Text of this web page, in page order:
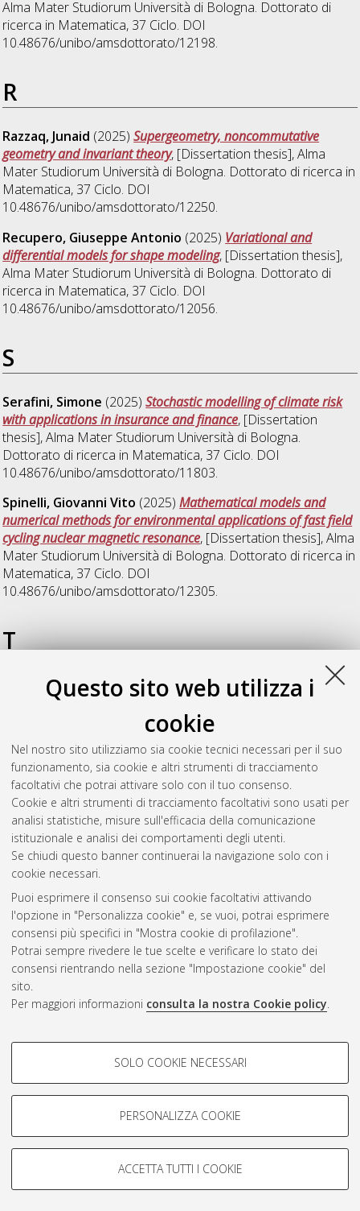
Questo sito web utilizza i
cookie
Nel nostro sito utilizziamo sia cookie tecnici necessari per il suo
funzionamento, sia cookie e altri strumenti di tracciamento
facoltativi che potrai attivare solo con il tuo consenso.
Cookie e altri strumenti di tracciamento facoltativi sono usati per
analisi statistiche, misure sull'efficacia della comunicazione
istituzionale e analisi dei comportamenti degli utenti.
Se chiudi questo banner continuerai la navigazione solo con i
cookie necessari.
Puoi esprimere il consenso sui cookie facoltativi attivando
l'opzione in "Personalizza cookie" e, se vuoi, potrai esprimere
consensi più specifici in "Mostra cookie di profilazione".
Potrai sempre rivedere le tue scelte e verificare lo stato dei
consensi rientrando nella sezione "Impostazione cookie" del
sito.
Per maggiori informazioni consulta la nostra Cookie policy.
COOKIE DI PROFILAZIONE -
Si tratta di cookie utilizzati per analizzare le caratteristiche della
navigazione degli utenti, creare profili in base al loro comportamento
Mostra cookie di profilazione
COOKIE TECNICI - NECESSARI
SOLO COOKIE NECESSARI
PERSONALIZZA COOKIE
ACCETTA TUTTI I COOKIE
Alma Mater Studiorum Università di Bologna. Dottorato di
ricerca in Matematica, 37 Ciclo. DOI
10.48676/unibo/amsdottorato/12198.
R
Razzaq, Junaid (2025)Supergeometry, noncommutative
geometry and invariant theory, [Dissertation thesis], Alma
Mater Studiorum Università di Bologna. Dottorato di ricerca in
Matematica, 37 Ciclo. DOI
10.48676/unibo/amsdottorato/12250.
Recupero, Giuseppe Antonio (2025) Variational and
differential models for shape modeling, [Dissertation thesis],
Alma Mater Studiorum Università di Bologna. Dottorato di
ricerca in Matematica, 37 Ciclo. DOI
10.48676/unibo/amsdottorato/12056.
S
Serafini, Simone (2025)Stochastic modelling of climate risk
with applications in insurance and finance, [Dissertation
thesis], Alma Mater Studiorum Università di Bologna.
Dottorato di ricerca in Matematica, 37 Ciclo. DOI
10.48676/unibo/amsdottorato/11803.
Spinelli, Giovanni Vito (2025)Mathematical models and
numerical methods for environmental applications of fast field
cycling nuclear magnetic resonance, [Dissertation thesis], Alma
Mater Studiorum Università di Bologna. Dottorato di ricerca in
Matematica, 37 Ciclo. DOI
10.48676/unibo/amsdottorato/12305.
T
Tramontana, Davide (2025) Diffusion of regularity and
propagation of isotropic singularities induced by quadratic
, [Dissertation thesis], Alma Mater
Studiorum Università di Bologna. Dottorato di ricerca in
Matematica, 38 Ciclo. DOI
10.48676/unibo/amsdottorato/12547.
Questa lista e' stata generata il Wed Aug 5 20:42:00 2026
Atom
Rss 1.0
Rss 2.0
ISSN: 2038-7946
Impostazioni Cookie
Informativa sulla privacy
Condizioni d’uso del sito